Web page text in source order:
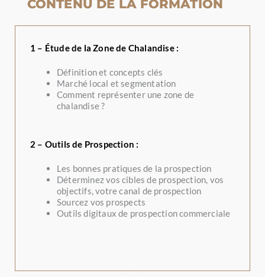
CONTENU DE LA FORMATION
1 – Étude de la Zone de Chalandise :
Définition et concepts clés
Marché local et segmentation
Comment représenter une zone de
chalandise ?
2 – Outils de Prospection :
Les bonnes pratiques de la prospection
Déterminez vos cibles de prospection, vos
objectifs, votre canal de prospection
Sourcez vos prospects
Outils digitaux de prospection commerciale